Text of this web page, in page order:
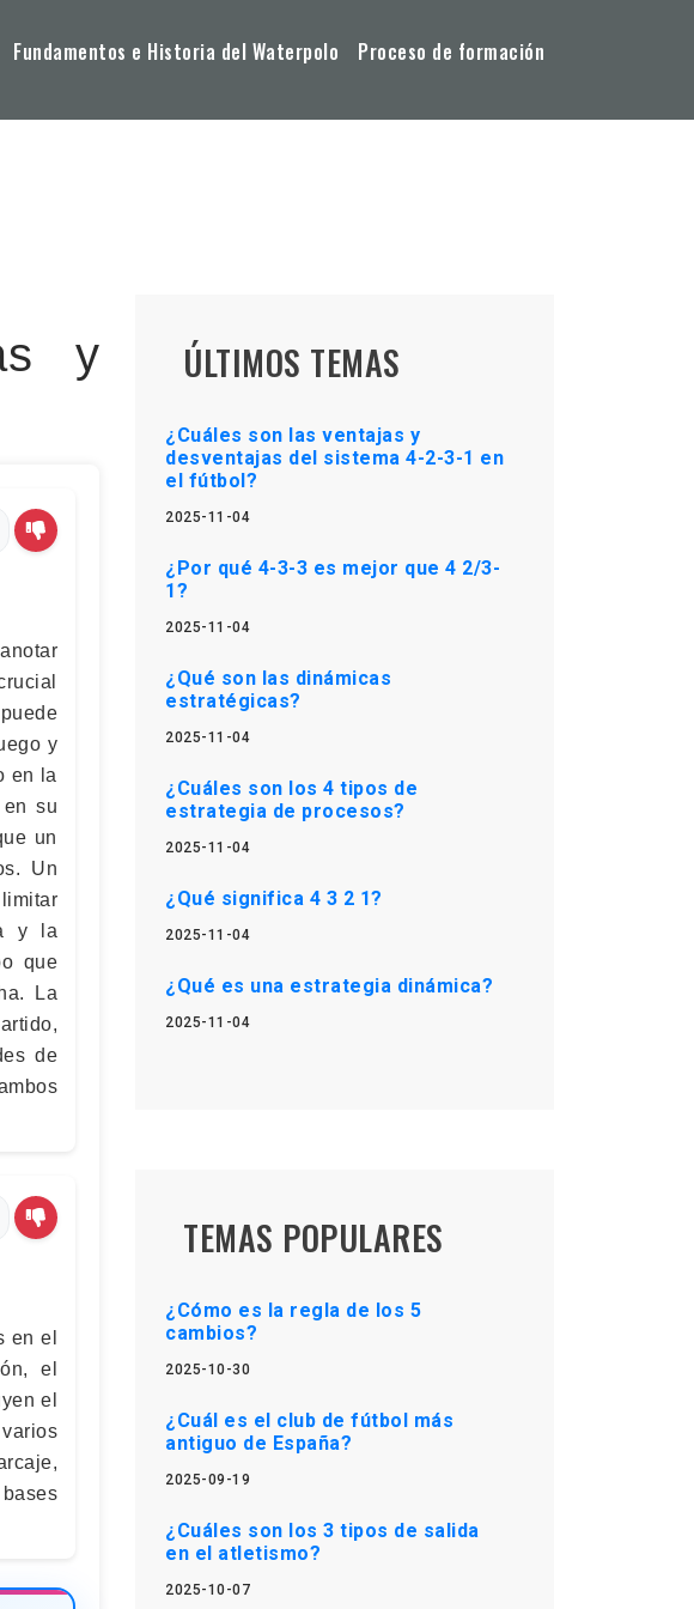
Fundamentos e Historia del Waterpolo Proceso de formación
y
y
en la
su
un
Un
y la
que
La
de
en el
el
el
ÚLTIMOS TEMAS
¿Cuáles son las ventajas y
desventajas del sistema 4-2-3-1 en
el fútbol?
2025-11-04
¿Por qué 4-3-3 es mejor que 4 2/3-
1?
2025-11-04
¿Qué son las dinámicas
estratégicas?
2025-11-04
¿Cuáles son los 4 tipos de
estrategia de procesos?
2025-11-04
¿Qué significa 4 3 2 1?
2025-11-04
¿Qué es una estrategia dinámica?
2025-11-04
TEMAS POPULARES
¿Cómo es la regla de los 5
cambios?
2025-10-30
¿Cuál es el club de fútbol más
antiguo de España?
2025-09-19
¿Cuáles son los 3 tipos de salida
en el atletismo?
2025-10-07